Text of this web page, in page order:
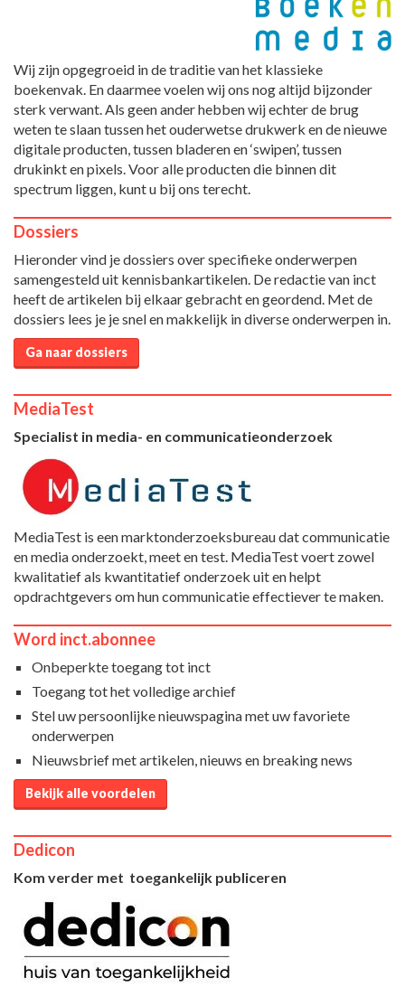
Wij zijn opgegroeid in de traditie van het klassieke
boekenvak. En daarmee voelen wij ons nog altijd bijzonder
sterk verwant. Als geen ander hebben wij echter de brug
weten te slaan tussen het ouderwetse drukwerk en de nieuwe
digitale producten, tussen bladeren en ‘swipen’, tussen
drukinkt en pixels. Voor alle producten die binnen dit
spectrum liggen, kunt u bij ons terecht.
Dossiers
Hieronder vind je dossiers over specifieke onderwerpen
samengesteld uit kennisbankartikelen. De redactie van inct
heeft de artikelen bij elkaar gebracht en geordend. Met de
dossiers lees je je snel en makkelijk in diverse onderwerpen in.
Ga naar dossiers
MediaTest
Specialist in media- en communicatieonderzoek
MediaTest is een marktonderzoeksbureau dat communicatie
en media onderzoekt, meet en test. MediaTest voert zowel
kwalitatief als kwantitatief onderzoek uit en helpt
opdrachtgevers om hun communicatie effectiever te maken.
Word inct.abonnee
Onbeperkte toegang tot inct
Toegang tot het volledige archief
Stel uw persoonlijke nieuwspagina met uw favoriete
onderwerpen
Nieuwsbrief met artikelen, nieuws en breaking news
Bekijk alle voordelen
Dedicon
Kom verder met toegankelijk publiceren